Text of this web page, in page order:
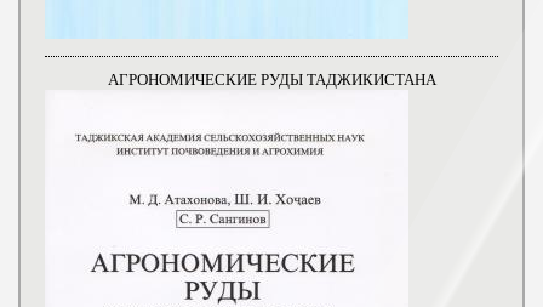
АГРОНОМИЧЕСКИЕ РУДЫ ТАДЖИКИСТАНА